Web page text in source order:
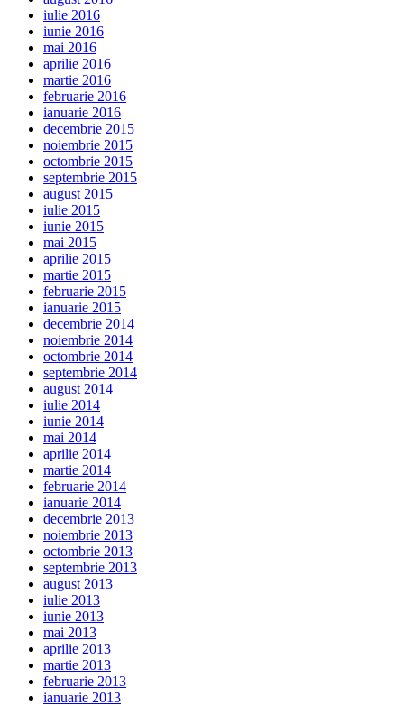
iulie 2016
iunie 2016
mai 2016
aprilie 2016
martie 2016
februarie 2016
ianuarie 2016
decembrie 2015
noiembrie 2015
octombrie 2015
septembrie 2015
august 2015
iulie 2015
iunie 2015
mai 2015
aprilie 2015
martie 2015
februarie 2015
ianuarie 2015
decembrie 2014
noiembrie 2014
octombrie 2014
septembrie 2014
august 2014
iulie 2014
iunie 2014
mai 2014
aprilie 2014
martie 2014
februarie 2014
ianuarie 2014
decembrie 2013
noiembrie 2013
octombrie 2013
septembrie 2013
august 2013
iulie 2013
iunie 2013
mai 2013
aprilie 2013
martie 2013
februarie 2013
ianuarie 2013